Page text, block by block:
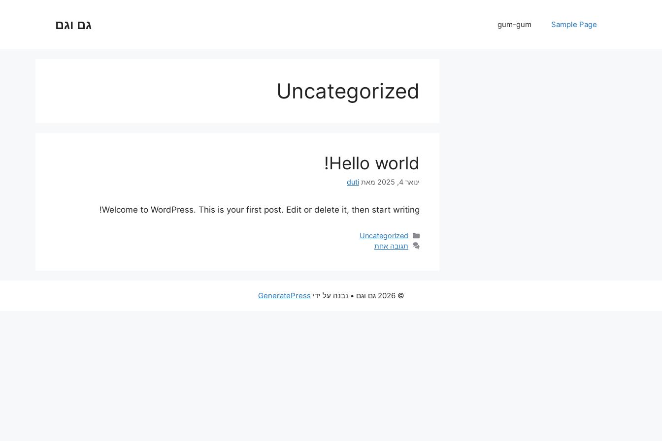
גם וגם Sample Page
gum-gum
Uncategorized
Hello world!
ינואר 4, 2025 מאת duti
Welcome to WordPress. This is your first post. Edit or delete it, then start writing!
קטגוריות
Uncategorized
תגובה אחת
© 2026 גם וגם • נבנה על ידי GeneratePress